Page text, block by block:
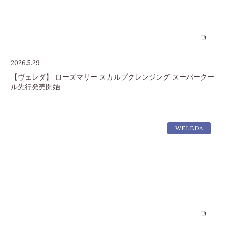
2026.5.29
【ヴェレダ】 ローズマリー スカルプクレンジング スーパークー
ル先行発売開始
WELEDA